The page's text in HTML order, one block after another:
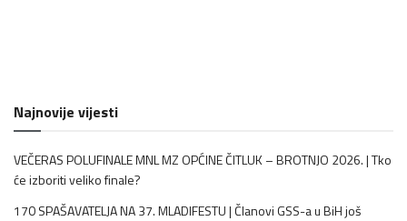
Najnovije vijesti
VEČERAS POLUFINALE MNL MZ OPĆINE ČITLUK – BROTNJO 2026. | Tko
će izboriti veliko finale?
170 SPAŠAVATELJA NA 37. MLADIFESTU | Članovi GSS-a u BiH još